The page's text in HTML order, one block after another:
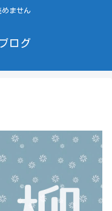
めません
ログ